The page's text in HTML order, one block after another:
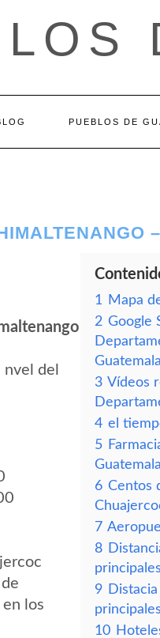
PUEBLOS DE
del
los
1
Mapa
2 Google
Guatemala
3 Vídeos
4 el
5
6 Centos
7
8
9
10